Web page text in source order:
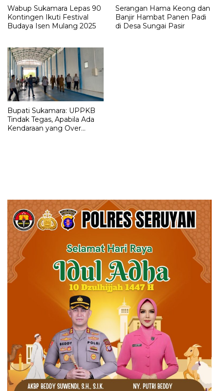
Wabup Sukamara Lepas 90
Kontingen Ikuti Festival
Budaya Isen Mulang 2025
Serangan Hama Keong dan
Banjir Hambat Panen Padi
di Desa Sungai Pasir
Bupati Sukamara: UPPKB
Tindak Tegas, Apabila Ada
Kendaraan yang Over